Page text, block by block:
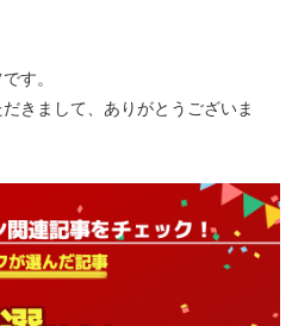
す。
きまして、ありがとうございま